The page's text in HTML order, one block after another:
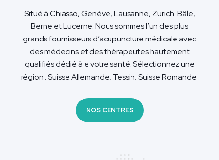
Situé à Chiasso, Genève, Lausanne, Zürich, Bâle,
Berne et Lucerne. Nous sommes l’un des plus
grands fournisseurs d’acupuncture médicale avec
des médecins et des thérapeutes hautement
qualifiés dédié à e votre santé. Sélectionnez une
région : Suisse Allemande, Tessin, Suisse Romande.
NOS CENTRES